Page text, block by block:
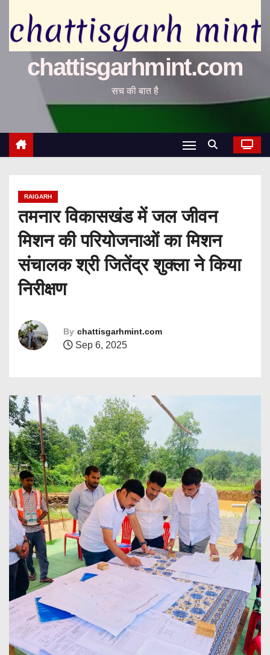
chattisgarhmint.com
सच की बात है
RAIGARH
तमनार विकासखंड में जल जीवन
मिशन की परियोजनाओं का मिशन
संचालक श्री जितेंद्र शुक्ला ने किया
निरीक्षण
By chattisgarhmint.com
Sep 6, 2025